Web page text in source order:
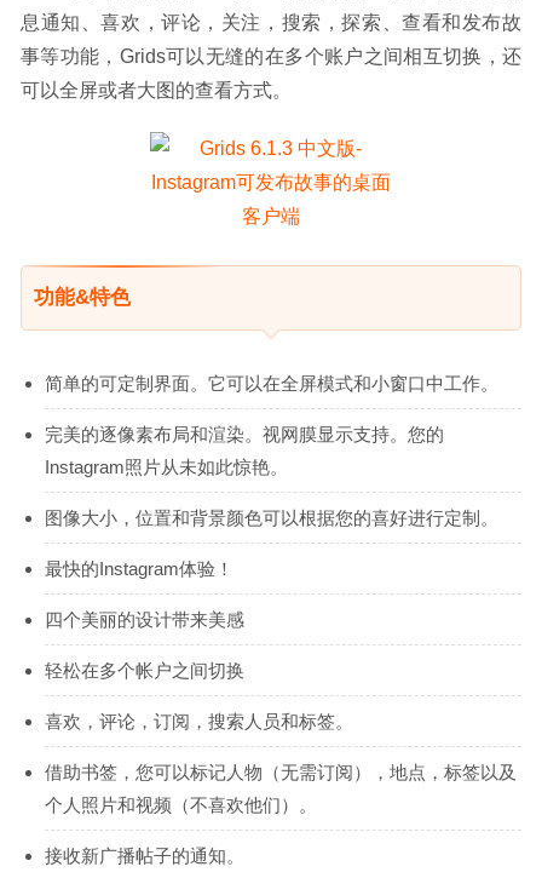
息通知、喜欢，评论，关注，搜索，探索、查看和发布故
事等功能，Grids可以无缝的在多个账户之间相互切换，还
可以全屏或者大图的查看方式。
功能&特色
简单的可定制界面。它可以在全屏模式和小窗口中工作。
完美的逐像素布局和渲染。视网膜显示支持。您的
Instagram照片从未如此惊艳。
图像大小，位置和背景颜色可以根据您的喜好进行定制。
最快的Instagram体验！
四个美丽的设计带来美感
轻松在多个帐户之间切换
喜欢，评论，订阅，搜索人员和标签。
借助书签，您可以标记人物（无需订阅），地点，标签以及
个人照片和视频（不喜欢他们）。
接收新广播帖子的通知。